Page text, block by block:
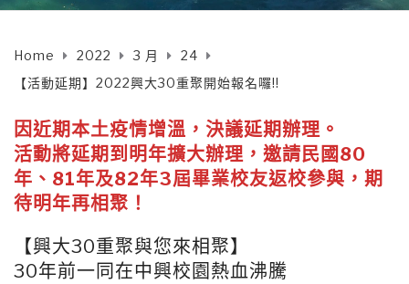
Home 2022 3 月
24
【活動延期】2022興大30重聚開始報名囉!!
因近期本土疫情增溫，決議延期辦理。
活動將延期到明年擴大辦理，邀請民國80
年、81年及82年3屆畢業校友返校參與，期
待明年再相聚！
【興大30重聚與您來相聚】
30年前一同在中興校園熱血沸騰